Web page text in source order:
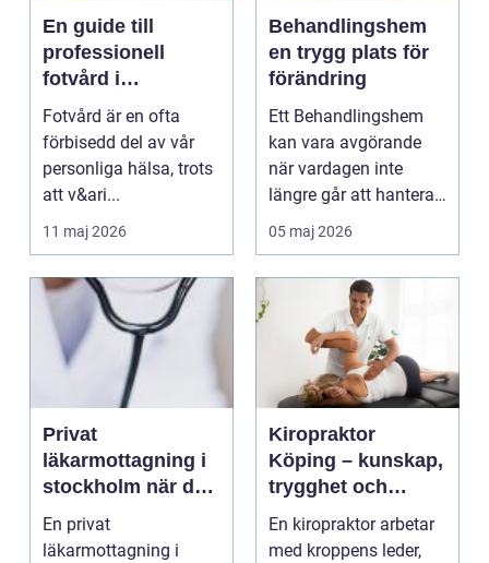
En guide till
professionell
fotvård i
Helsingborg
Fotvård är en ofta
förbisedd del av vår
personliga hälsa, trots
att v&ari...
11 maj 2026
Behandlingshem
en trygg plats för
förändring
Ett Behandlingshem
kan vara avgörande
när vardagen inte
längre går att hantera
på egen hand. För
mån...
05 maj 2026
Privat
läkarmottagning i
stockholm när du
vill ha tid, trygghet
och specialistvård
En privat
läkarmottagning i
Kiropraktor
Köping – kunskap,
trygghet och
behandling som
gör skillnad
En kiropraktor arbetar
med kroppens leder,